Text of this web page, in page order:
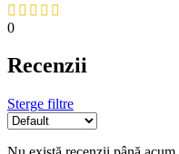
0
Recenzii
Sterge filtre